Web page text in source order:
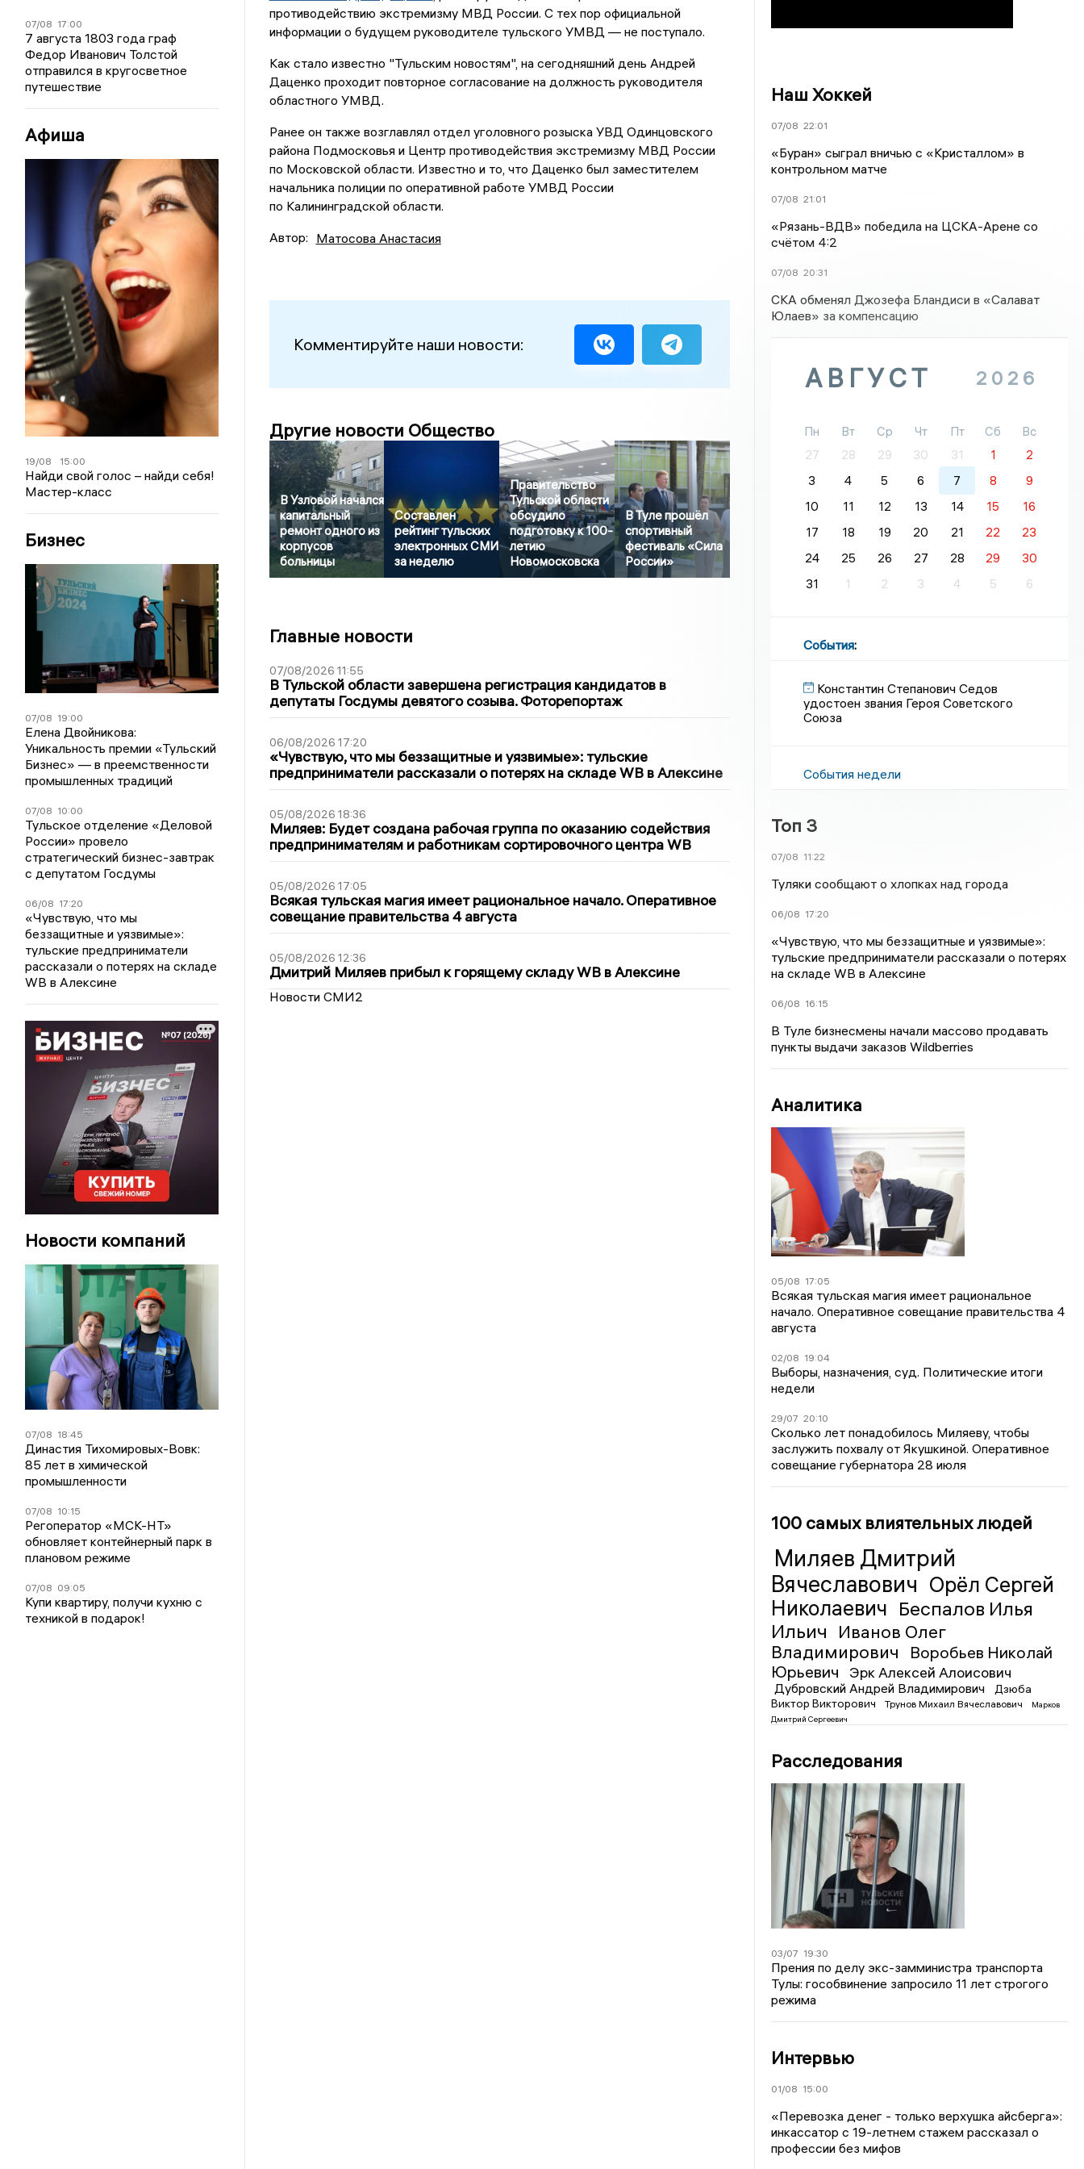
07/08 17:00
7 августа 1803 года граф
Федор Иванович Толстой
отправился в кругосветное
путешествие
Афиша
19/08 15:00
Найди свой голос – найди себя!
Мастер-класс
Бизнес
07/08 19:00
Елена Двойникова:
Уникальность премии «Тульский
Бизнес» — в преемственности
промышленных традиций
07/08 10:00
Тульское отделение «Деловой
России» провело
стратегический бизнес-завтрак
с депутатом Госдумы
06/08 17:20
«Чувствую, что мы
беззащитные и уязвимые»:
тульские предприниматели
рассказали о потерях на складе
WB в Алексине
Новости компаний
07/08 18:45
Династия Тихомировых-Вовк:
85 лет в химической
промышленности
07/08 10:15
Регоператор «МСК-НТ»
обновляет контейнерный парк в
плановом режиме
07/08 09:05
Купи квартиру, получи кухню с
техникой в подарок!
противодействию экстремизму МВД России. С тех пор официальной
информации о будущем руководителе тульского УМВД — не поступало.
Как стало известно "Тульским новостям", на сегодняшний день Андрей
Даценко проходит повторное согласование на должность руководителя
областного УМВД.
Ранее он также возглавлял отдел уголовного розыска УВД Одинцовского
района Подмосковья и Центр противодействия экстремизму МВД России
по Московской области. Известно и то, что Даценко был заместителем
начальника полиции по оперативной работе УМВД России
по Калининградской области.
Автор: Матосова Анастасия
Комментируйте наши новости:
Другие новости Общество
В Узловой начался
капитальный
ремонт одного из
корпусов
больницы
Составлен
рейтинг тульских
электронных СМИ
за неделю
Правительство
Тульской области
обсудило
подготовку к 100-
летию
Новомосковска
В Туле прошёл
спортивный
фестиваль «Сила
России»
Главные новости
07/08/2026 11:55
В Тульской области завершена регистрация кандидатов в
депутаты Госдумы девятого созыва. Фоторепортаж
06/08/2026 17:20
«Чувствую, что мы беззащитные и уязвимые»: тульские
предприниматели рассказали о потерях на складе WB в Алексине
05/08/2026 18:36
Миляев: Будет создана рабочая группа по оказанию содействия
предпринимателям и работникам сортировочного центра WB
05/08/2026 17:05
Всякая тульская магия имеет рациональное начало. Оперативное
совещание правительства 4 августа
05/08/2026 12:36
Дмитрий Миляев прибыл к горящему складу WB в Алексине
Новости СМИ2
Наш Хоккей
07/08 22:01
«Буран» сыграл вничью с «Кристаллом» в
контрольном матче
07/08 21:01
«Рязань-ВДВ» победила на ЦСКА-Арене со
счётом 4:2
07/08 20:31
СКА обменял Джозефа Бландиси в «Салават
Юлаев» за компенсацию
АВГУСТ 2026
Пн Вт Ср Чт Пт Сб
Вс
27
28 29 30 31 1
2
3
4 5 6 7 8
9
10
11 12 13 14 15
16
17
18 19 20 21 22
23
24
25 26 27 28 29
30
31
1 2 3 4 5 6
События:
Константин Степанович Седов
удостоен звания Героя Советского
Союза
События недели
Топ 3
07/08 11:22
Туляки сообщают о хлопках над города
06/08 17:20
«Чувствую, что мы беззащитные и уязвимые»:
тульские предприниматели рассказали о потерях
на складе WB в Алексине
06/08 16:15
В Туле бизнесмены начали массово продавать
пункты выдачи заказов Wildberries
Аналитика
05/08 17:05
Всякая тульская магия имеет рациональное
начало. Оперативное совещание правительства 4
августа
02/08 19:04
Выборы, назначения, суд. Политические итоги
недели
29/07 20:10
Сколько лет понадобилось Миляеву, чтобы
заслужить похвалу от Якушкиной. Оперативное
совещание губернатора 28 июля
100 самых влиятельных людей
Миляев Дмитрий
Вячеславович Орёл Сергей
Николаевич Беспалов Илья
Ильич
Иванов Олег
Владимирович
Воробьев Николай
Юрьевич
Эрк Алексей Алоисович
Дубровский Андрей Владимирович
Дзюба
Виктор Викторович
Трунов Михаил Вячеславович
Марков
Дмитрий Сергеевич
Расследования
03/07 19:30
Прения по делу экс-замминистра транспорта
Тулы: гособвинение запросило 11 лет строгого
режима
Интервью
01/08 15:00
«Перевозка денег - только верхушка айсберга»:
инкассатор с 19-летнем стажем рассказал о
профессии без мифов